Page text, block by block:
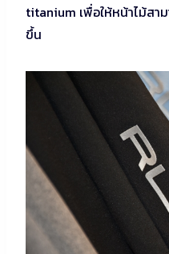
titanium เพื่อให้หน้าไม้สา
ขึ้น